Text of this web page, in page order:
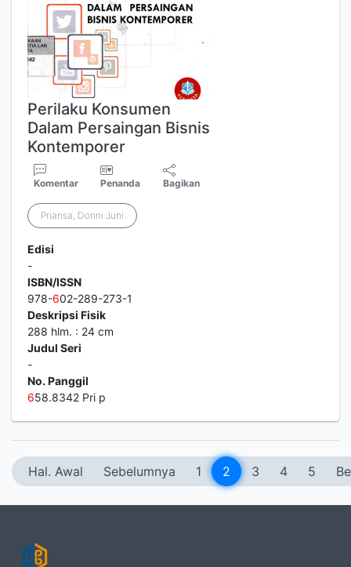
Perilaku Konsumen
Dalam Persaingan Bisnis
Kontemporer
Komentar Penanda Bagikan
Priansa, Donni Juni
Edisi
-
ISBN/ISSN
978-602-289-273-1
Deskripsi Fisik
288 hlm. : 24 cm
Judul Seri
-
No. Panggil
658.8342 Pri p
Hal. Awal Sebelumnya 1 2 3 4 5